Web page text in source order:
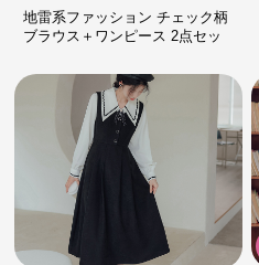
地雷系ファッション チェック柄
ブラウス＋ワンピース 2点セッ